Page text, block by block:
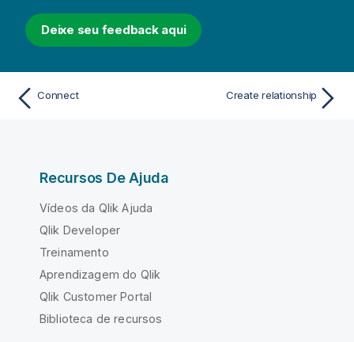
Deixe seu feedback aqui
Connect Create relationship
Recursos De Ajuda
Vídeos da Qlik Ajuda
Qlik Developer
Treinamento
Aprendizagem do Qlik
Qlik Customer Portal
Biblioteca de recursos